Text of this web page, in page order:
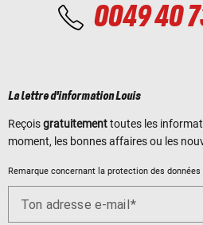
0049 40
La lettre d'information Louis
Reçoisgratuitementtoutes les
moment, les bonnes affaires ou les
Remarque concernant la protection des données
Ton adresse e-mail